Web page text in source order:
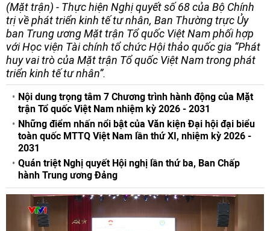
(Mặt trận) - Thực hiện Nghị quyết số 68 của Bộ Chính
trị về phát triển kinh tế tư nhân, Ban Thường trực Ủy
ban Trung ương Mặt trận Tổ quốc Việt Nam phối hợp
với Học viện Tài chính tổ chức Hội thảo quốc gia “Phát
huy vai trò của Mặt trận Tổ quốc Việt Nam trong phát
triển kinh tế tư nhân”.
Nội dung trọng tâm 7 Chương trình hành động của Mặt
trận Tổ quốc Việt Nam nhiệm kỳ 2026 - 2031
Những điểm nhấn nổi bật của Văn kiện Đại hội đại biểu
toàn quốc MTTQ Việt Nam lần thứ XI, nhiệm kỳ 2026 -
2031
Quán triệt Nghị quyết Hội nghị lần thứ ba, Ban Chấp
hành Trung ương Đảng